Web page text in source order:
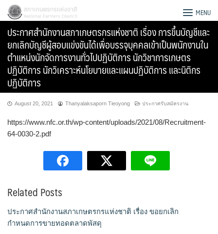
Skip
content
Search
for:
สภาเกษตรกรแห่งชาติ MENU
ประกาศสำนักงานสภาเกษตรกรแห่งชาติ เรื่อง การขึ้นบัญชีและ
ยกเลิกบัญชีผู้สอบแข่งขันได้เพื่อบรรจุบุคคลเข้าเป็นพนักงานใน
ตำแหน่งนักจัดการงานทั่วไปปฏิบัติการ นักวิชาการเกษตร
ปฏิบัติการ นักวิเคราะห์นโยบายและแผนปฏิบัติการ และนิติกร
ปฏิบัติการ
August 20, 2021 Thanyalaksaporn Tieoyong ประกาศรับสมัครงาน
https://www.nfc.or.th/wp-content/uploads/2021/08/Recruitment-
64-0030-2.pdf
Related Posts
ประกาศสำนักงานสภาเกษตรกรแห่งชาติ เรื่อง ขอยกเลิก
กำหนดการขายทอดตลาดพัสดุ